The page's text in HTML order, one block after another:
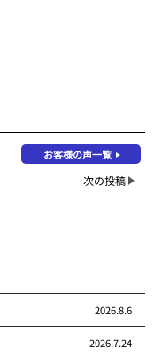
お客様の声一覧
次の投稿
2026.8.6
2026.7.24